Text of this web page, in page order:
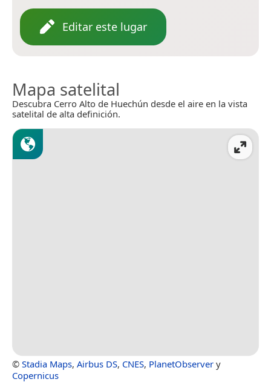
Editar este lugar
Mapa satelital
Descubra Cerro Alto de Huechún desde el aire en la vista
satelital de alta definición.
© Stadia Maps, Airbus DS, CNES, PlanetObserver y
Copernicus